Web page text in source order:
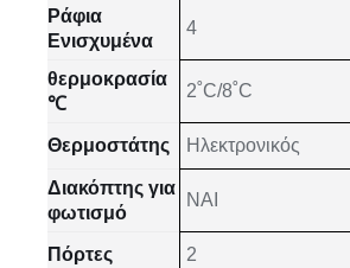
Ράφια
Ενισχυμένα
4
θερμοκρασία
℃
2˚C/8˚C
Θερμοστάτης Ηλεκτρονικός
Διακόπτης για
φωτισμό
NAI
Πόρτες 2